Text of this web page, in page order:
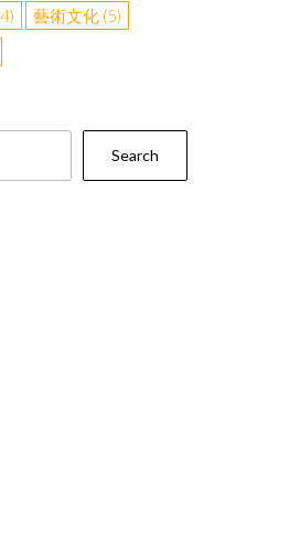
藝術文化(5)
Search